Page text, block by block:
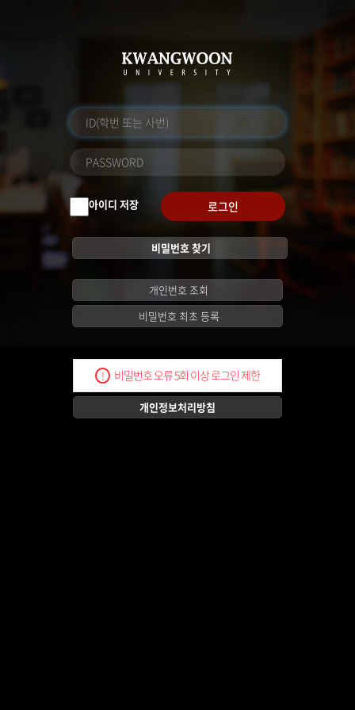
아이디 저장 로그인
비밀번호 찾기
개인번호 조회
비밀번호 최초 등록
! 비밀번호 오류 5회 이상 로그인 제한
개인정보처리방침